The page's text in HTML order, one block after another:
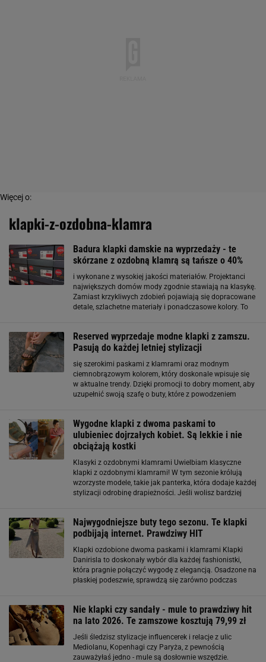
Więcej o:
klapki-z-ozdobna-klamra
Badura klapki damskie na wyprzedaży - te
skórzane z ozdobną klamrą są tańsze o 40%
i wykonane z wysokiej jakości materiałów. Projektanci
największych domów mody zgodnie stawiają na klasykę.
Zamiast krzykliwych zdobień pojawiają się dopracowane
detale, szlachetne materiały i ponadczasowe kolory. To
Reserved wyprzedaje modne klapki z zamszu.
Pasują do każdej letniej stylizacji
się szerokimi paskami z klamrami oraz modnym
ciemnobrązowym kolorem, który doskonale wpisuje się
w aktualne trendy. Dzięki promocji to dobry moment, aby
uzupełnić swoją szafę o buty, które z powodzeniem
Wygodne klapki z dwoma paskami to
ulubieniec dojrzałych kobiet. Są lekkie i nie
obciążają kostki
Klasyki z ozdobnymi klamrami Uwielbiam klasyczne
klapki z ozdobnymi klamrami! W tym sezonie królują
wzorzyste modele, takie jak panterka, która dodaje każdej
stylizacji odrobinę drapieżności. Jeśli wolisz bardziej
Najwygodniejsze buty tego sezonu. Te klapki
podbijają internet. Prawdziwy HIT
Klapki ozdobione dwoma paskami i klamrami Klapki
Danirisla to doskonały wybór dla każdej fashionistki,
która pragnie połączyć wygodę z elegancją. Osadzone na
płaskiej podeszwie, sprawdzą się zarówno podczas
Nie klapki czy sandały - mule to prawdziwy hit
na lato 2026. Te zamszowe kosztują 79,99 zł
Jeśli śledzisz stylizacje influencerek i relacje z ulic
Mediolanu, Kopenhagi czy Paryża, z pewnością
zauważyłaś jedno - mule są dosłownie wszędzie.